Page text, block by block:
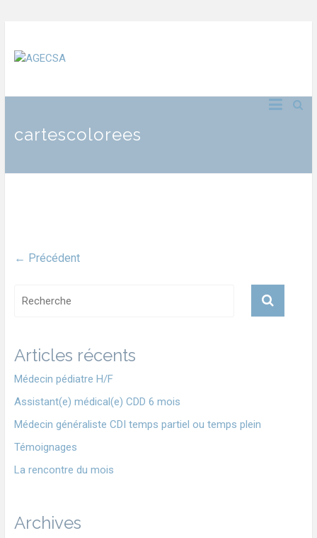
cartescolorees
← Précédent
Articles récents
Médecin pédiatre H/F
Assistant(e) médical(e) CDD 6 mois
Médecin généraliste CDI temps partiel ou temps plein
Témoignages
La rencontre du mois
Archives